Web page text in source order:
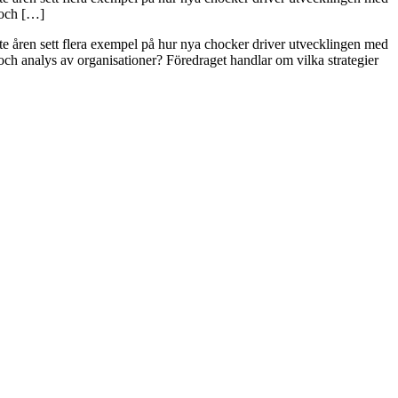
och […]
åren sett flera exempel på hur nya chocker driver utvecklingen med
analys av organisationer? Föredraget handlar om vilka strategier